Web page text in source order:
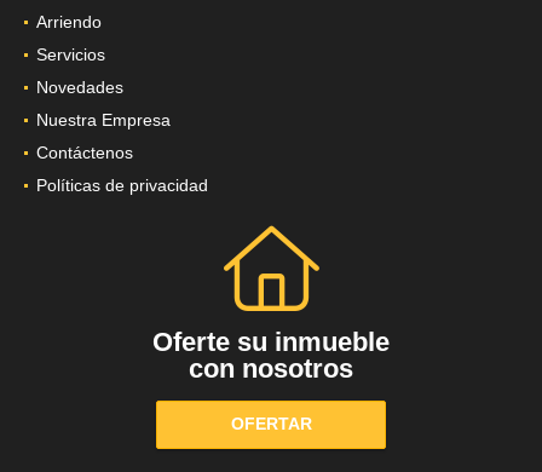
Arriendo
Servicios
Novedades
Nuestra Empresa
Contáctenos
Políticas de privacidad
Oferte su inmueble
con nosotros
OFERTAR